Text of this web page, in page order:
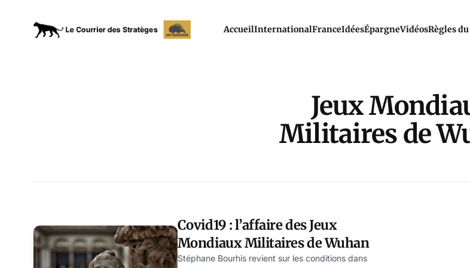
AccueilInternationalFranceIdéesÉpargneVidéosRègles du
Jeux
Militaires de
Covid19 : l’affaire des Jeux
Mondiaux Militaires de Wuhan
Stéphane Bourhis revient sur les conditions dans